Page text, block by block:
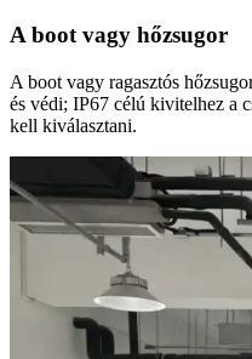
A boot vagy hőzsugor
A boot vagy ragasztós
és védi; IP67 célú kivitelhez a
kell kiválasztani.